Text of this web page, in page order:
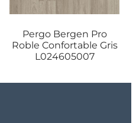
Pergo Bergen Pro
Roble Confortable Gris
L024605007